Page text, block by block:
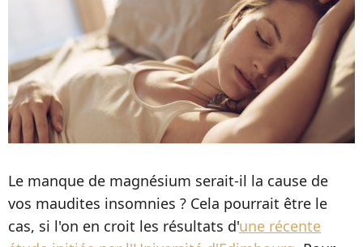
Le manque de magnésium serait-il la cause de
vos maudites insomnies ? Cela pourrait être le
cas, si l'on en croit les résultats d'une récente